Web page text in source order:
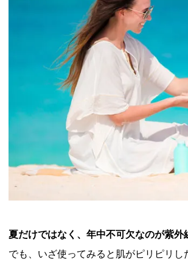
夏だけではなく、年中不可欠なのが紫外
でも、いざ使ってみると肌がピリピリ